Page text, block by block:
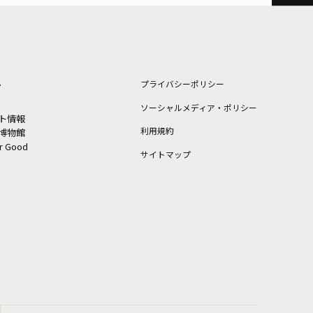
情報
物館
Good
プライバシーポリシー
ソーシャルメディア・ポリシー
利⽤規約
サイトマップ